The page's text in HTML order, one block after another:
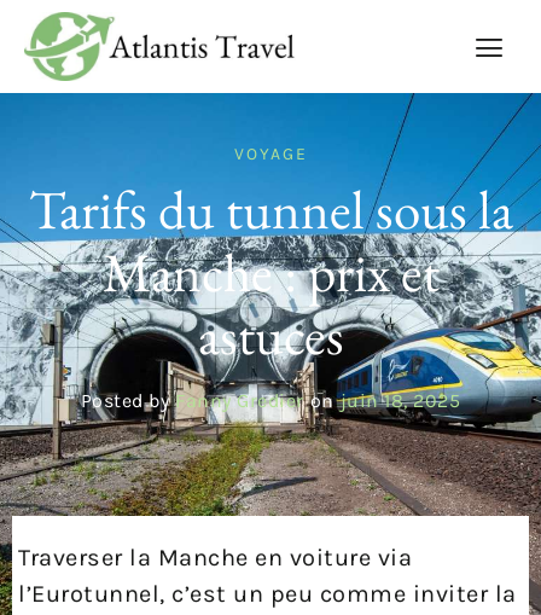
VOYAGE
Tarifs du tunnel sous la
Manche : prix et
astuces
Posted by Fanny Gredier on juin 18, 2025
Traverser la Manche en voiture via
l’Eurotunnel, c’est un peu comme inviter la